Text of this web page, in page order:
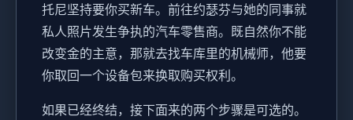
托尼坚持要你买新车。前往约瑟芬与她的同事就
私人照片发生争执的汽车零售商。既自然你不能
改变金的主意，那就去找车库里的机械师，他要
你取回一个设备包来换取购买权利。
如果已经终结，接下面来的两个步骤是可选的。